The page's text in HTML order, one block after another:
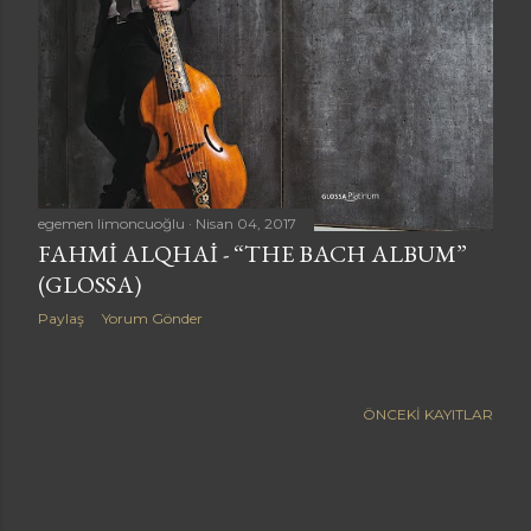
a
r
egemen limoncuoğlu Nisan 04, 2017
FAHMI ALQHAI - “THE BACH ALBUM”
(GLOSSA)
Paylaş Yorum Gönder
ÖNCEKI KAYITLAR